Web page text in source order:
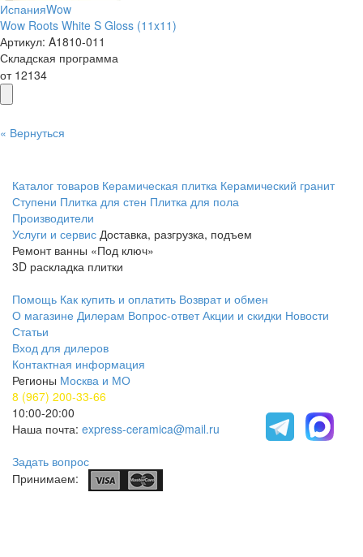
ИспанияWow
Wow Roots White S Gloss (11x11)
Артикул: A1810-011
Складская программа
от 12134
« Вернуться
Каталог товаров Керамическая плитка Керамический гранит
Ступени Плитка для стен Плитка для пола
Производители
Услуги и сервис Доставка, разгрузка, подъем
Ремонт ванны «Под ключ»
3D раскладка плитки
Помощь Как купить и оплатить Возврат и обмен
О магазине Дилерам Вопрос-ответ Акции и скидки Новости
Статьи
Вход для дилеров
Контактная информация
Регионы Москва и МО
8 (967) 200-33-66
10:00-20:00
Наша почта: express-ceramica@mail.ru
Задать вопрос
Принимаем: